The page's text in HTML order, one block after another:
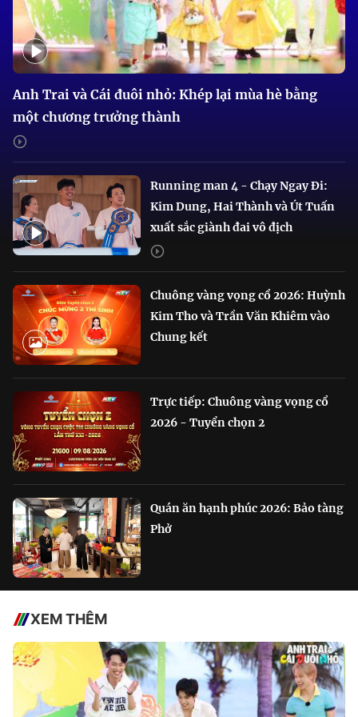
Anh Trai và Cái đuôi nhỏ: Khép lại mùa hè bằng
một chương trưởng thành
Running man 4 - Chạy Ngay Đi:
Kim Dung, Hai Thành và Út Tuấn
xuất sắc giành đai vô địch
Chuông vàng vọng cổ 2026: Huỳnh
Kim Tho và Trần Văn Khiêm vào
Chung kết
Trực tiếp: Chuông vàng vọng cổ
2026 - Tuyển chọn 2
Quán ăn hạnh phúc 2026: Bảo tàng
Phở
XEM THÊM